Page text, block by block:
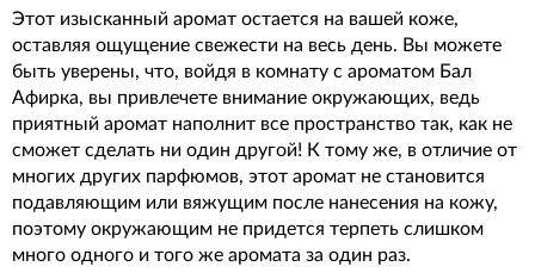
Этот изысканный аромат остается на вашей коже,
оставляя ощущение свежести на весь день. Вы можете
быть уверены, что, войдя в комнату с ароматом Бал
Афирка, вы привлечете внимание окружающих, ведь
приятный аромат наполнит все пространство так, как не
сможет сделать ни один другой! К тому же, в отличие от
многих других парфюмов, этот аромат не становится
подавляющим или вяжущим после нанесения на кожу,
поэтому окружающим не придется терпеть слишком
много одного и того же аромата за один раз.